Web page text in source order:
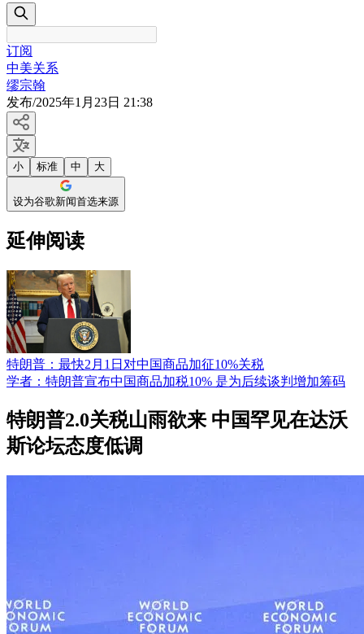
订阅
中美关系
缪宗翰
发布/2025年1月23日 21:38
小 标准 中 大
设为谷歌新闻首选来源
延伸阅读
特朗普：最快2月1日对中国商品加征10%关税
学者：特朗普宣布中国商品加税10% 是为后续谈判增加筹码
特朗普2.0关税山雨欲来 中国罕见在达沃
斯论坛态度低调